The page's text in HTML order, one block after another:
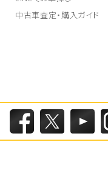
中古車査定・購入ガイド